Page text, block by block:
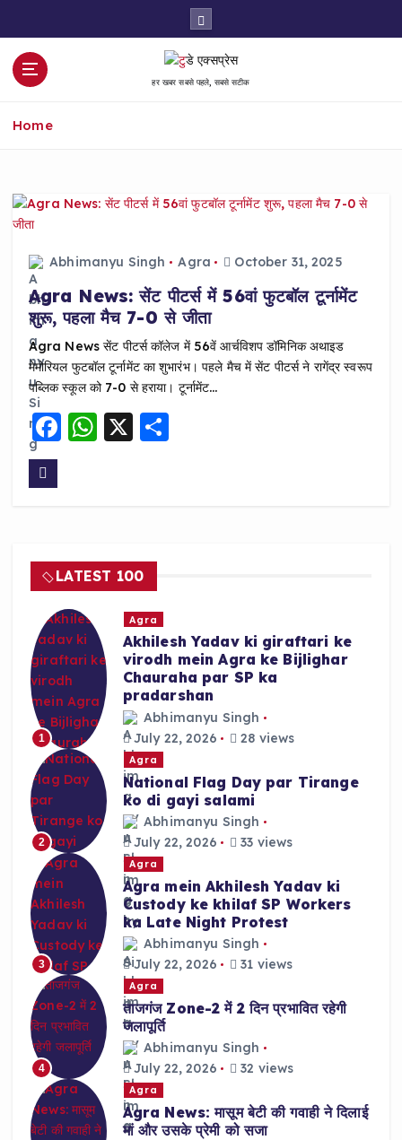
हर खबर सबसे पहले, सबसे सटीक
Home
Abhimanyu Singh Agra October 31, 2025
Agra News: सेंट पीटर्स में 56वां फुटबॉल टूर्नामेंट
शुरू, पहला मैच 7-0 से जीता
Agra News सेंट पीटर्स कॉलेज में 56वें आर्चविशप डॉमिनिक अथाइड
मेमोरियल फुटबॉल टूर्नामेंट का शुभारंभ। पहले मैच में सेंट पीटर्स ने रागेंद्र स्वरूप
पब्लिक स्कूल को 7-0 से हराया। टूर्नामेंट…
F
o
o
k
W
p
p
X S
LATEST 100
1
Agra
Akhilesh Yadav ki giraftari ke
virodh mein Agra ke Bijlighar
Chauraha par SP ka
pradarshan
Abhimanyu Singh
July 22, 2026
28 views
2
Agra
National Flag Day par Tirange
ko di gayi salami
Abhimanyu Singh
July 22, 2026
33 views
3
Agra
Agra mein Akhilesh Yadav ki
Custody ke khilaf SP Workers
ka Late Night Protest
Abhimanyu Singh
July 22, 2026
31 views
4
Agra
ताजगंज Zone-2 में 2 दिन प्रभावित रहेगी
जलापूर्ति
Abhimanyu Singh
July 22, 2026
32 views
Agra
Agra News: मासूम बेटी की गवाही ने दिलाई
मां और उसके प्रेमी को सजा